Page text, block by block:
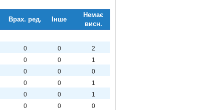
Врах. ред. Інше
Немає
висн.
0 0
2
0 0
1
0 0
0
0 0
1
0 0
1
0 0
0